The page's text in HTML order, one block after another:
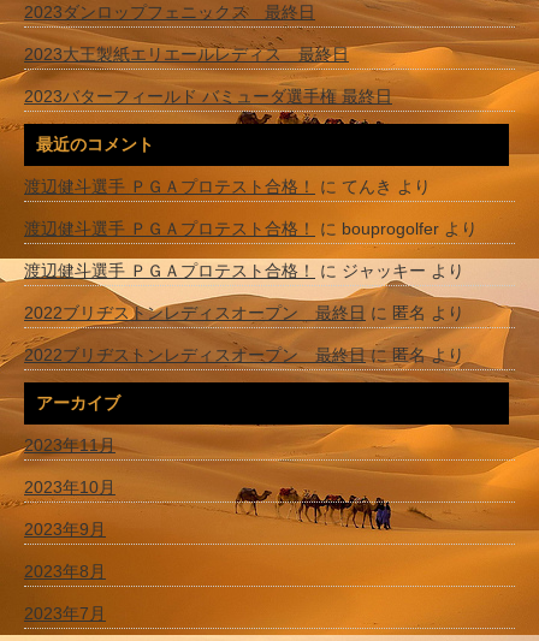
2023ダンロップフェニックス 最終日
2023大王製紙エリエールレディス 最終日
2023バターフィールド バミューダ選手権 最終日
最近のコメント
渡辺健斗選手 ＰＧＡプロテスト合格！ に てんき より
渡辺健斗選手 ＰＧＡプロテスト合格！ に bouprogolfer より
渡辺健斗選手 ＰＧＡプロテスト合格！ に ジャッキー より
2022ブリヂストンレディスオープン 最終日 に 匿名 より
2022ブリヂストンレディスオープン 最終日に 匿名より
アーカイブ
2023年11月
2023年10月
2023年9月
2023年8月
2023年7月